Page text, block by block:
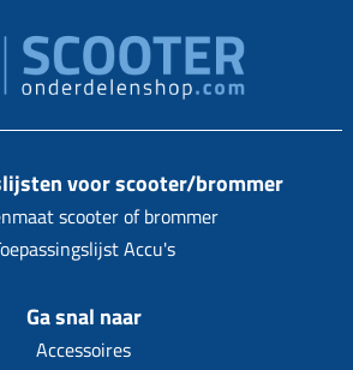
voor scooter/brommer
scooter of brommer
Accu's
Ga snal naar
Accessoires